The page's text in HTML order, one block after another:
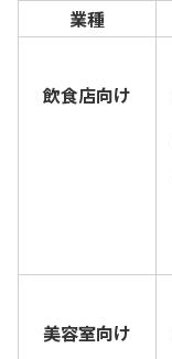
業種
飲食店向け
美容室向け